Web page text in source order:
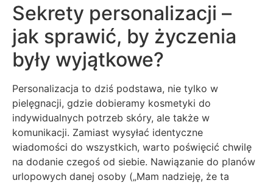
Sekrety personalizacji –
jak sprawić, by życzenia
były wyjątkowe?
Personalizacja to dziś podstawa, nie tylko w
pielęgnacji, gdzie dobieramy kosmetyki do
indywidualnych potrzeb skóry, ale także w
komunikacji. Zamiast wysyłać identyczne
wiadomości do wszystkich, warto poświęcić chwilę
na dodanie czegoś od siebie. Nawiązanie do planów
urlopowych danej osoby („Mam nadzieję, że ta